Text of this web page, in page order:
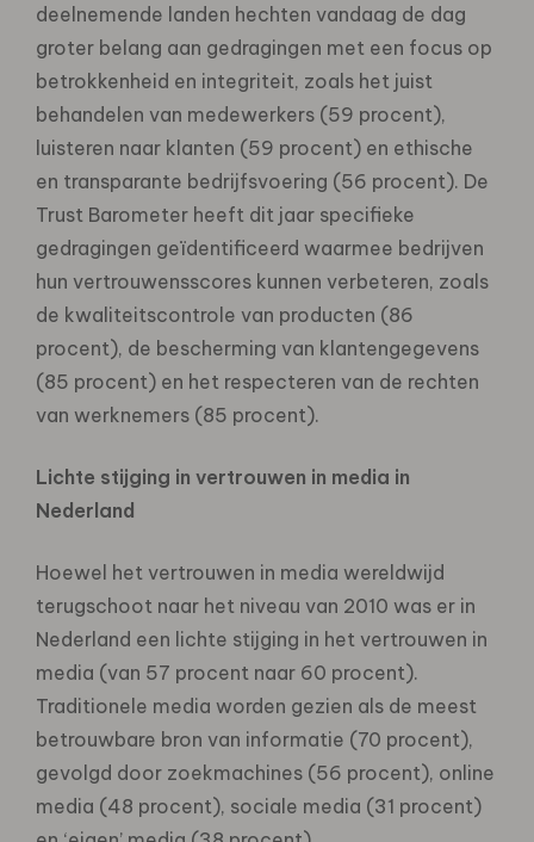
deelnemende landen hechten vandaag de dag
groter belang aan gedragingen met een focus op
betrokkenheid en integriteit, zoals het juist
behandelen van medewerkers (59 procent),
luisteren naar klanten (59 procent) en ethische
en transparante bedrijfsvoering (56 procent). De
Trust Barometer heeft dit jaar specifieke
gedragingen geïdentificeerd waarmee bedrijven
hun vertrouwensscores kunnen verbeteren, zoals
de kwaliteitscontrole van producten (86
procent), de bescherming van klantengegevens
(85 procent) en het respecteren van de rechten
van werknemers (85 procent).
Lichte stijging in vertrouwen in media in
Nederland
Hoewel het vertrouwen in media wereldwijd
terugschoot naar het niveau van 2010 was er in
Nederland een lichte stijging in het vertrouwen in
media (van 57 procent naar 60 procent).
Traditionele media worden gezien als de meest
betrouwbare bron van informatie (70 procent),
gevolgd door zoekmachines (56 procent), online
media (48 procent), sociale media (31 procent)